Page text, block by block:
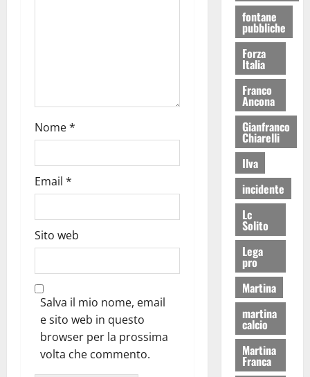
Nome*
Email *
Sito web
Salva il mio nome, email
e sito web in questo
browser per la prossima
volta che commento.
fontane
pubbliche
Forza
Italia
Franco
Ancona
Gianfranco
Chiarelli
Ilva
incidente
Lc
Solito
Lega
pro
Martina
martina
calcio
Martina
Franca